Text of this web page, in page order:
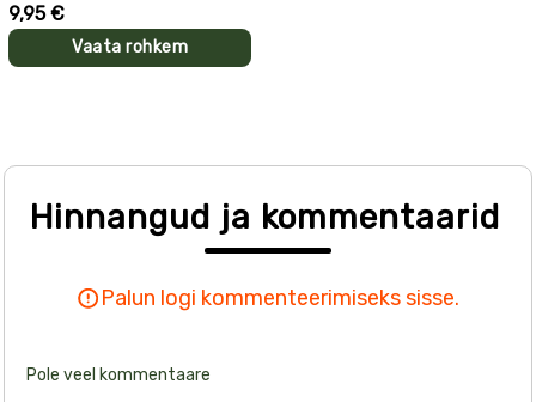
9,95 €
Vaata rohkem
Hinnangud ja kommentaarid
Palun logi kommenteerimiseks sisse.
Pole veel kommentaare